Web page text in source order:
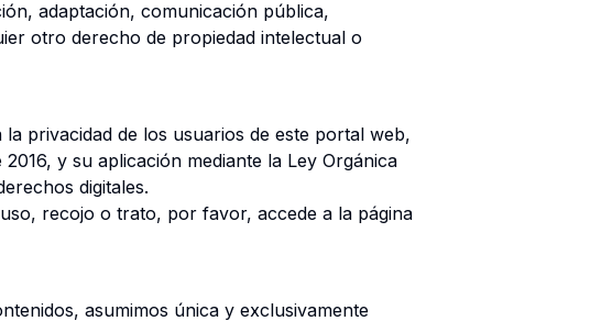
adaptación, comunicación pública,
otro derecho de propiedad intelectual o
privacidad de los usuarios de este portal web,
y su aplicación mediante la Ley Orgánica
digitales.
recojo o trato, por favor, accede a la página
asumimos única y exclusivamente